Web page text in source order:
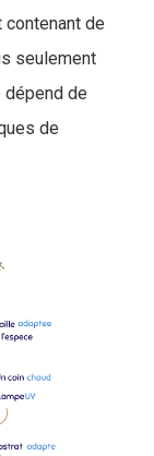
contenant de
seulement
dépend de
de